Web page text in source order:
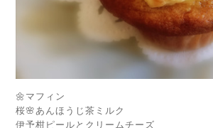
🌼マフィン
桜🌸あんほうじ茶ミルク
伊予柑ピールとクリームチーズ